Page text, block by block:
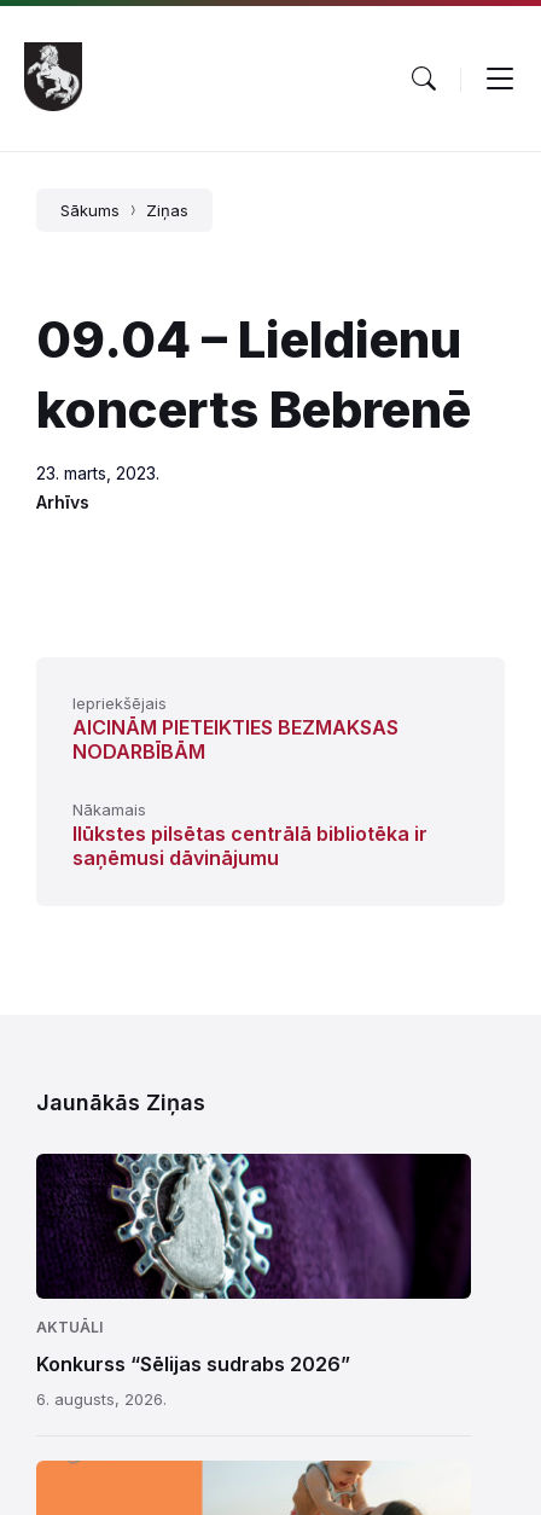
Pāriet
saturu
Skip
main
navigation
Skip
footer
Sākums Ziņas
09.04 – Lieldienu
koncerts Bebrenē
23. marts, 2023.
Arhīvs
Iepriekšējais
AICINĀM PIETEIKTIES BEZMAKSAS
NODARBĪBĀM
Nākamais
Ilūkstes pilsētas centrālā bibliotēka ir
saņēmusi dāvinājumu
Jaunākās Ziņas
AKTUĀLI
Konkurss “Sēlijas sudrabs 2026”
6. augusts, 2026.